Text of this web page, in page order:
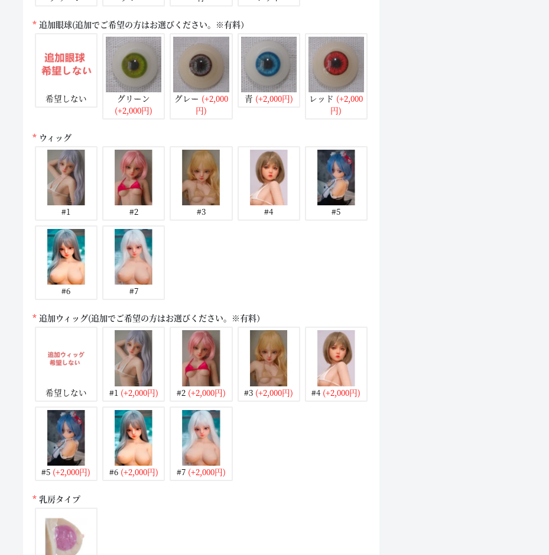
追加眼球(追加でご希望の方はお選びください。※有料）
希望しない
グリーン
(+2,000円)
グレー (+2,000
円)
青 (+2,000円) レッド (+2,000
円)
ウィッグ
#1 #2 #3 #4 #5
#6 #7
追加ウィッグ(追加でご希望の方はお選びください。※有料）
希望しない #1 (+2,000円) #2(+2,000円) #3 (+2,000円) #4 (+2,000円)
#5 (+2,000円) #6(+2,000円) #7(+2,000円)
乳房タイプ